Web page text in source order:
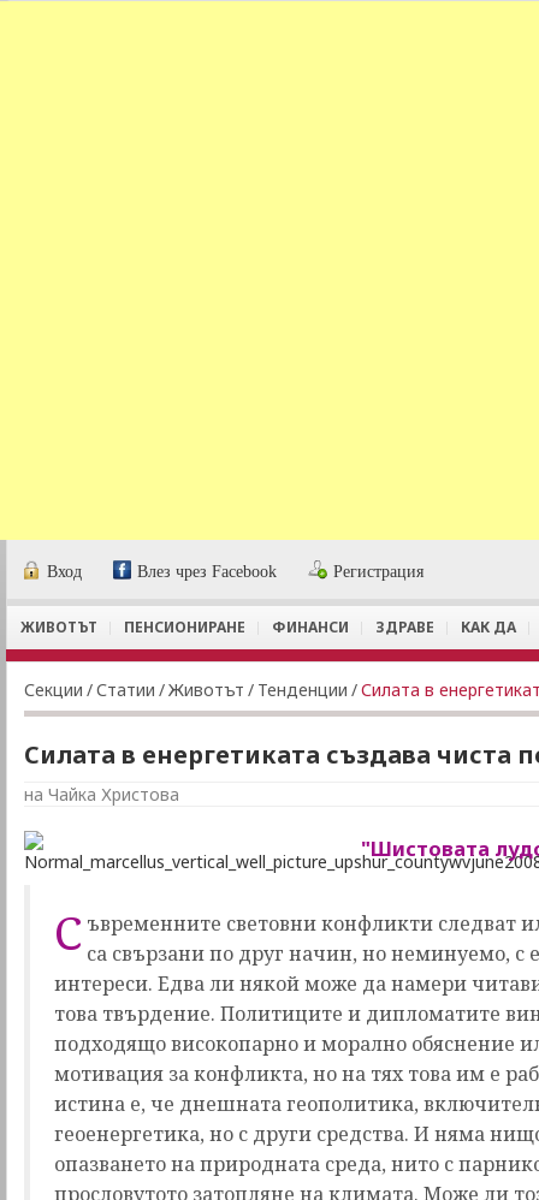
Вход Влез чрез Facebook Регистрация
ЖИВОТЪТ ПЕНСИОНИРАНЕ ФИНАНСИ ЗДРАВЕ КАК ДА
Секции /Статии /Животът / Тенденции /Силата в
Силата в енергетиката създава чиста
на Чайка Христова
"Шистовата
С ъвременните световни конфликти следват
са свързани по друг начин, но неминуемо, с
интереси. Едва ли някой може да намери
това твърдение. Политиците и дипломатите
подходящо високопарно и морално обяснение
мотивация за конфликта, но на тях това им е
истина е, че днешната геополитика,
геоенергетика, но с други средства. И няма
опазването на природната среда, нито с
прословутото затопляне на климата. Може ли